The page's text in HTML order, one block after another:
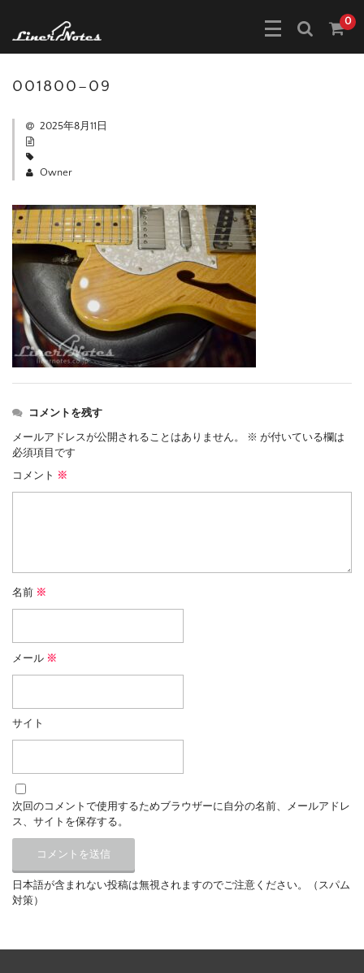
0
001800–09
2025年8月11日
Owner
コメントを残す
メールアドレスが公開されることはありません。 ※ が付いている欄は
必須項目です
コメント ※
名前 ※
メール ※
サイト
次回のコメントで使用するためブラウザーに自分の名前、メールアドレ
ス、サイトを保存する。
日本語が含まれない投稿は無視されますのでご注意ください。（スパム
対策）